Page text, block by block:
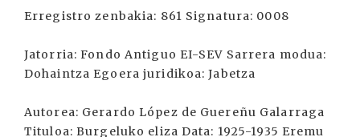
Erregistro zenbakia: 861 Signatura: 0008
Jatorria: Fondo Antiguo EI-SEV Sarrera modua:
Dohaintza Egoera juridikoa: Jabetza
Autorea: Gerardo López de Guereñu Galarraga
Tituloa: Burgeluko eliza Data: 1925-1935 Eremu